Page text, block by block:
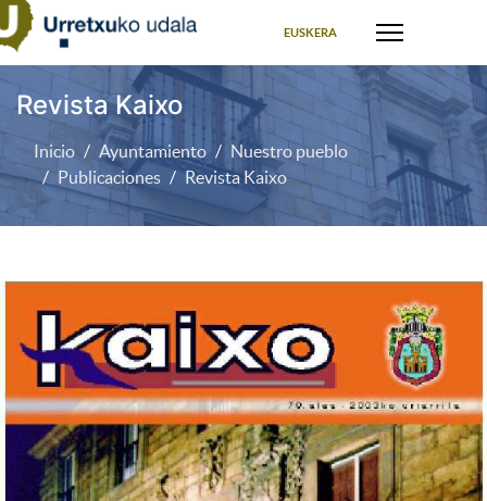
EUSKERA
Revista Kaixo
Inicio Ayuntamiento
Nuestro pueblo
Publicaciones
Revista Kaixo